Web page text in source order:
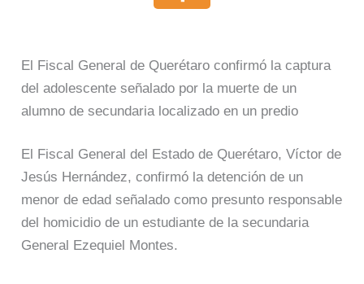
El Fiscal General de Querétaro confirmó la captura
del adolescente señalado por la muerte de un
alumno de secundaria localizado en un predio
El Fiscal General del Estado de Querétaro, Víctor de
Jesús Hernández, confirmó la detención de un
menor de edad señalado como presunto responsable
del homicidio de un estudiante de la secundaria
General Ezequiel Montes.